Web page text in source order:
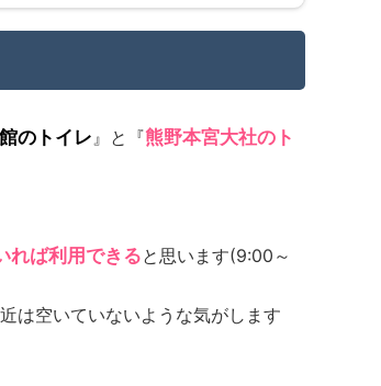
のトイレ 』と『熊野本宮大社のト
れば利用できると思います(9:00～
は空いていないような気がします